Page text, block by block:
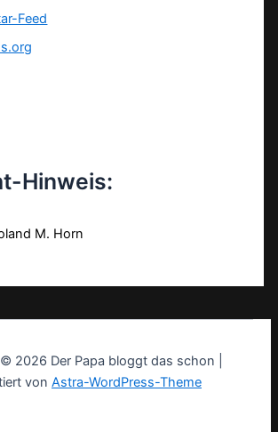
Feed
Hinweis:
M. Horn
2026 Der Papa bloggt das schon |
von Astra-WordPress-Theme